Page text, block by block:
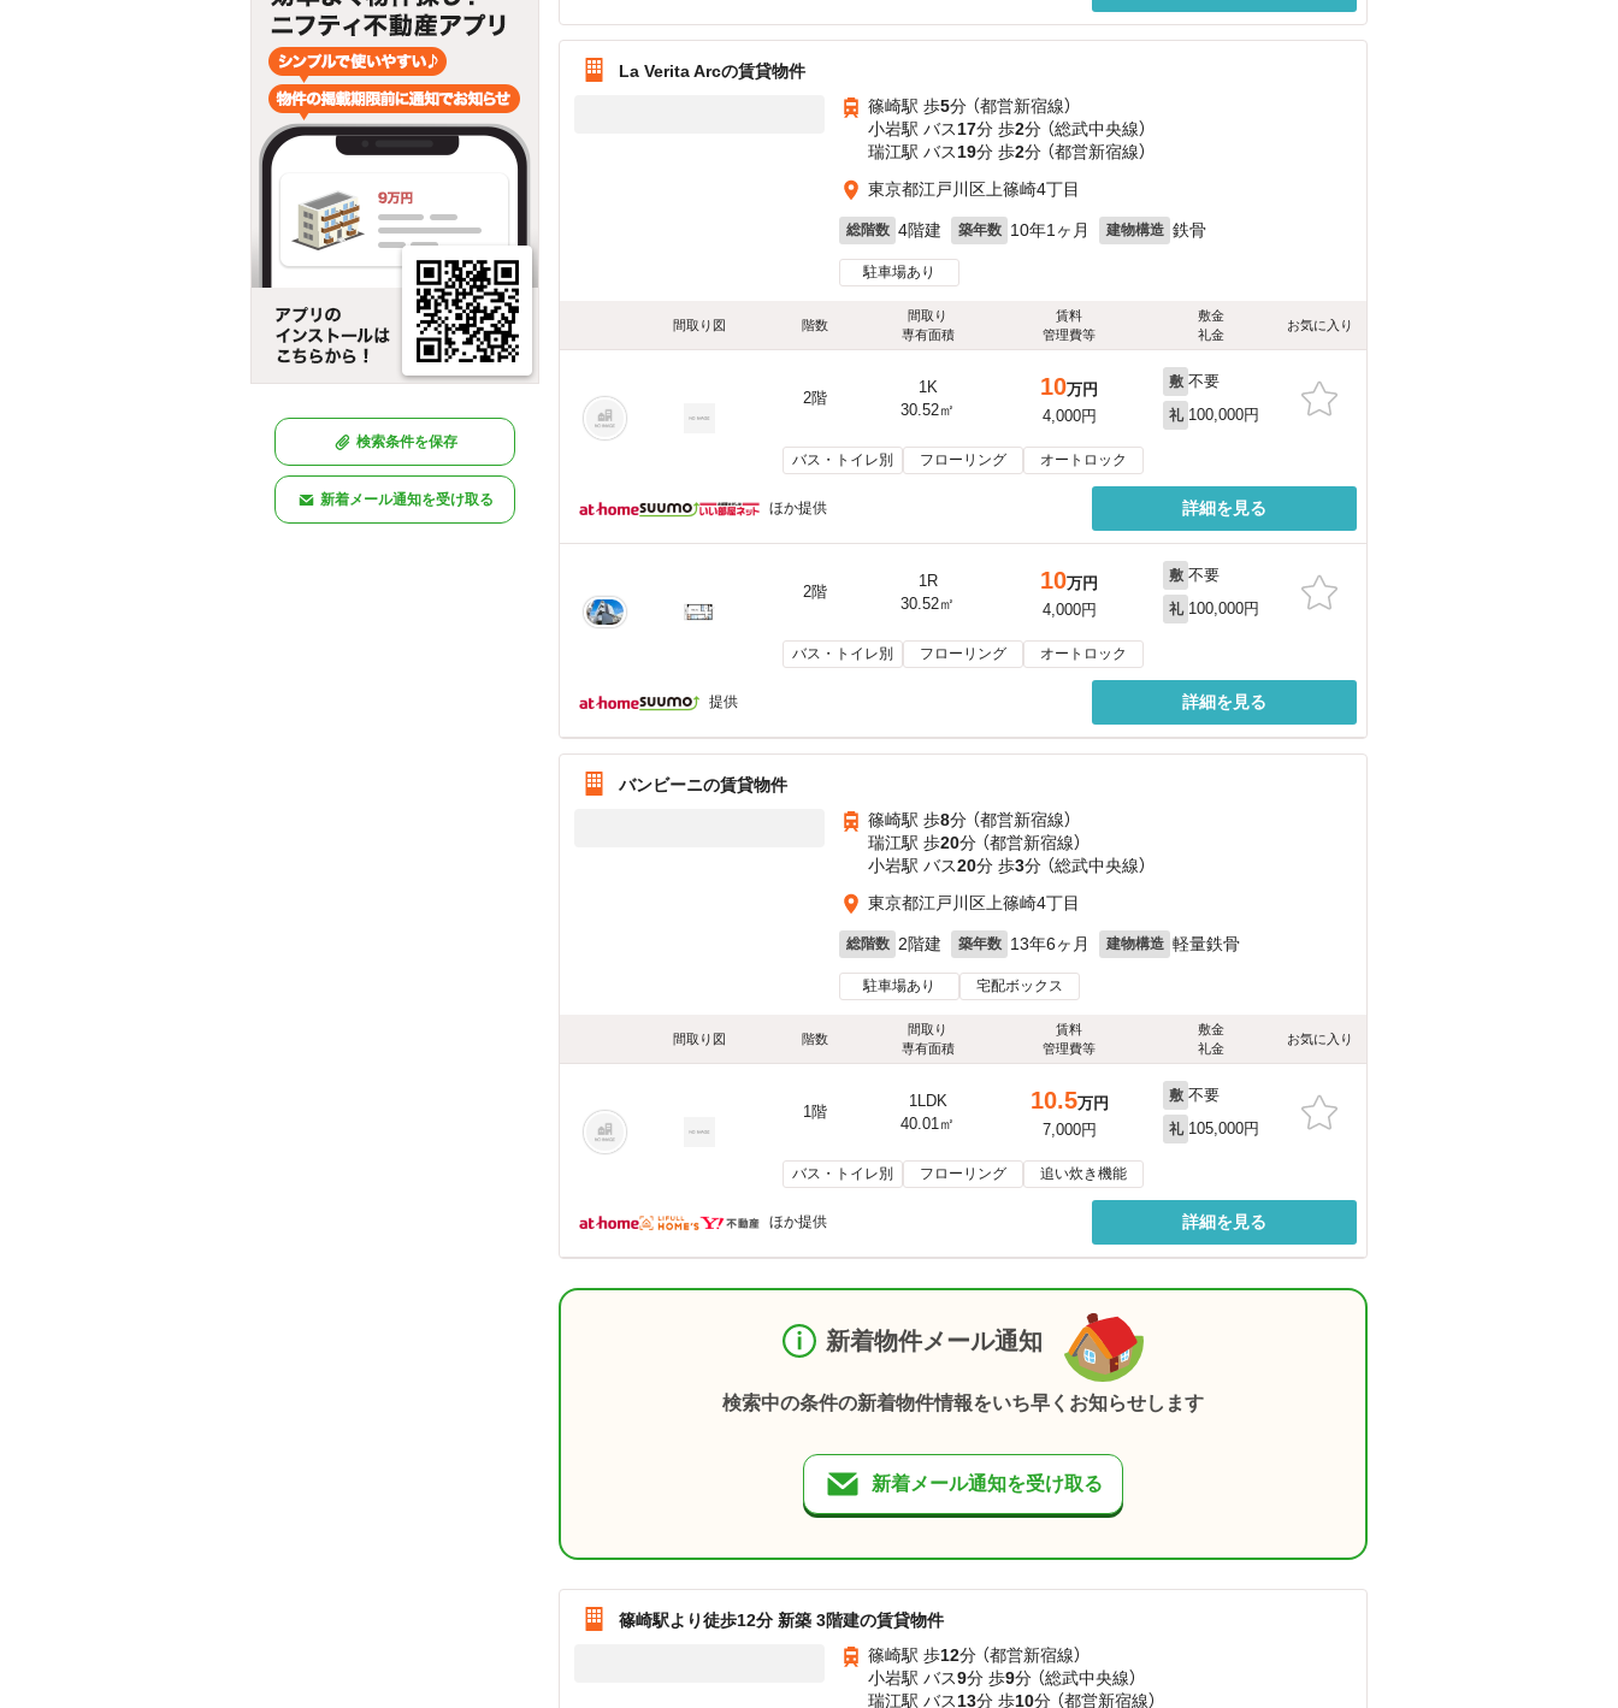
検索条件を保存
新着メール通知を受け取る
La Verita Arcの賃貸物件
篠崎駅 歩5分 （都営新宿線）
小岩駅 バス17分 歩2分 （総武中央線）
瑞江駅 バス19分 歩2分 （都営新宿線）
東京都江戸川区上篠崎4丁目
総階数 4階建 築年数 10年1ヶ月 建物構造 鉄骨
駐車場あり
間取り図 階数
間取り
専有面積
賃料
管理費等
敷金
礼金
お気に入り
2階
1K
30.52㎡
10万円
4,000円
敷 不要
礼 100,000円
バス・トイレ別 フローリング オートロック
ほか提供 詳細を見る
2階
1R
30.52㎡
10万円
4,000円
敷 不要
礼 100,000円
バス・トイレ別 フローリング オートロック
提供 詳細を見る
バンビーニの賃貸物件
篠崎駅 歩8分 （都営新宿線）
瑞江駅 歩20分 （都営新宿線）
小岩駅 バス20分 歩3分 （総武中央線）
東京都江戸川区上篠崎4丁目
総階数 2階建 築年数 13年6ヶ月 建物構造 軽量鉄骨
駐車場あり 宅配ボックス
間取り図 階数
間取り
専有面積
賃料
管理費等
敷金
礼金
お気に入り
1階
1LDK
40.01㎡
10.5万円
7,000円
敷 不要
礼 105,000円
バス・トイレ別 フローリング 追い炊き機能
ほか提供 詳細を見る
新着物件メール通知
検索中の条件の新着物件情報をいち早くお知らせします
新着メール通知を受け取る
篠崎駅より徒歩12分 新築 3階建の賃貸物件
篠崎駅 歩12分 （都営新宿線）
小岩駅 バス9分 歩9分 （総武中央線）
瑞江駅 バス13分 歩10分 （都営新宿線）